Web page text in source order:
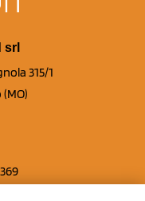
srl
315/1